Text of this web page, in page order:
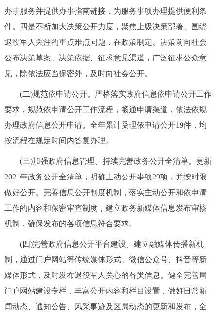
北京概况 十六区概览 人文北京
绿色北京 图说北京
多语种
ENGLISH 한국어 日本語
ESPAÑOL العربية PORTUGUÊS
ITALIANO
回到顶部
办事服务并提供办事指南链接，为服务事项办理提供便利条
件。四是不断加大决策公开力度，聚焦上级决策部署、围绕
退役军人关注的重点难点问题，在政策制定、决策前向社会
公布决策草案、决策依据、征求意见渠道，广泛征求公众意
见，除依法应当保密外，及时向社会公开。
(二)规范依申请公开。严格落实政府信息依申请公开工作
要求，规范依申请公开工作流程，畅通申请渠道，依法依规
办理政府信息公开申请。全年累计受理依申请公开19件，均
按流程在规定时间内答复办理。
(三)加强政府信息管理。持续完善政务公开全清单。更新
2021年政务公开全清单，明确主动公开事项29项，并按时限
做好公开。完善信息公开制度机制，落实主动公开和依申请
工作的内容和保密审查制度，建立政务新媒体信息发布审核
机制，确保发布的各项信息符合要求。
(四)完善政府信息公开平台建设。建立融媒体传播新机
制，通过门户网站等传统媒体形式、微信公众号、抖音等新
媒体形式，及时发布退役军人关心的各类信息。健全完善局
门户网站建设专栏，丰富公开内容和栏目设置，做好日常新
闻动态、通知公告、风采事迹及区局动态的更新和发布，全